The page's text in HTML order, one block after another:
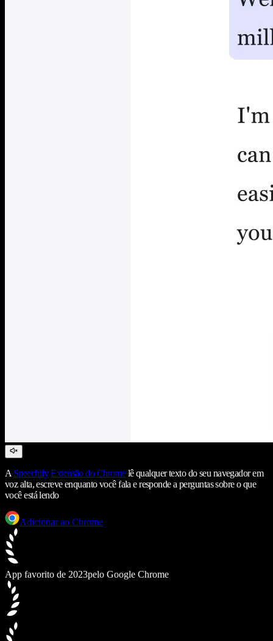
A Speechify Extensão do Chromelê qualquer texto do seu navegador em
voz alta, escreve enquanto você fala e responde a perguntas sobre o que
você está lendo
Adicionar ao Chrome
App favorito de 2023pelo Google Chrome